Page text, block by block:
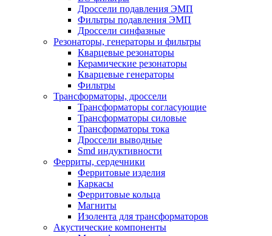
Дроссели подавления ЭМП
Фильтры подавления ЭМП
Дроссели синфазные
Резонаторы, генераторы и фильтры
Кварцевые резонаторы
Керамические резонаторы
Кварцевые генераторы
Фильтры
Трансформаторы, дроссели
Трансформаторы согласующие
Трансформаторы силовые
Трансформаторы тока
Дроссели выводные
Smd индуктивности
Ферриты, сердечники
Ферритовые изделия
Каркасы
Ферритовые кольца
Магниты
Изолента для трансформаторов
Акустические компоненты